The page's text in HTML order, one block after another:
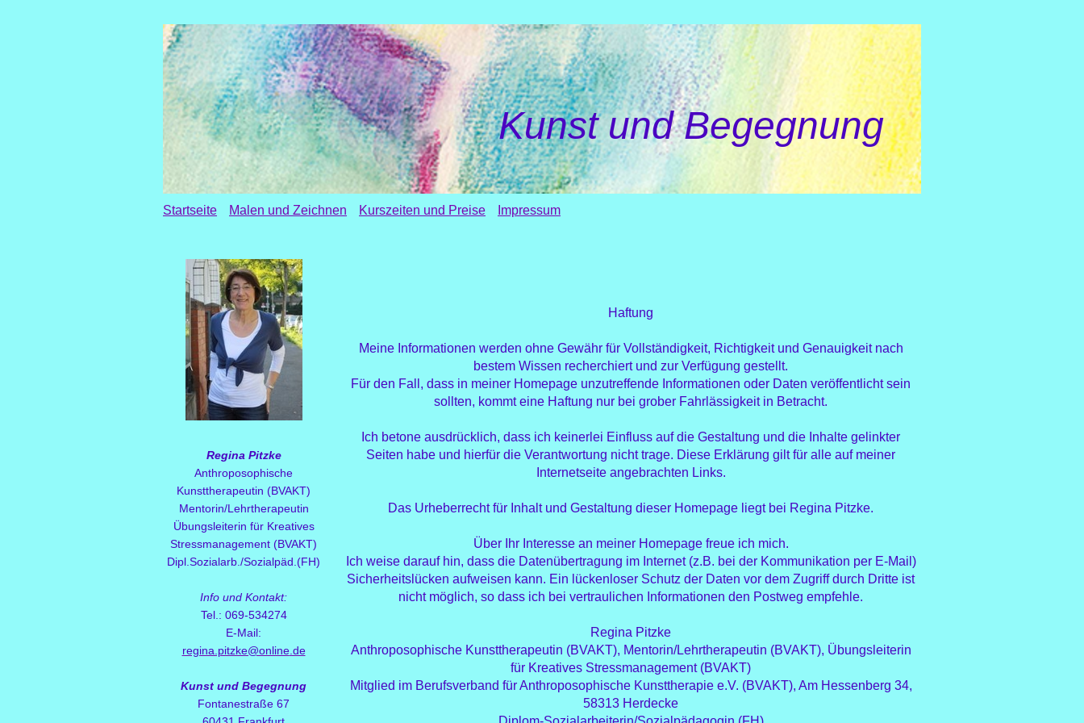
Kunst und Begegnung
Startseite Malen und Zeichnen Kurszeiten und Preise Impressum
Haftung
Meine Informationen werden ohne Gewähr für Vollständigkeit, Richtigkeit und Genauigkeit nach
bestem Wissen recherchiert und zur Verfügung gestellt.
Für den Fall, dass in meiner Homepage unzutreffende Informationen oder Daten veröffentlicht sein
sollten, kommt eine Haftung nur bei grober Fahrlässigkeit in Betracht.
Ich betone ausdrücklich, dass ich keinerlei Einfluss auf die Gestaltung und die Inhalte gelinkter
Seiten habe und hierfür die Verantwortung nicht trage. Diese Erklärung gilt für alle auf meiner
Internetseite angebrachten Links.
Das Urheberrecht für Inhalt und Gestaltung dieser Homepage liegt bei Regina Pitzke.
Über Ihr Interesse an meiner Homepage freue ich mich.
Ich weise darauf hin, dass die Datenübertragung im Internet (z.B. bei der Kommunikation per E-Mail)
Sicherheitslücken aufweisen kann. Ein lückenloser Schutz der Daten vor dem Zugriff durch Dritte ist
nicht möglich, so dass ich bei vertraulichen Informationen den Postweg empfehle.
Regina Pitzke
Anthroposophische Kunsttherapeutin (BVAKT), Mentorin/Lehrtherapeutin (BVAKT), Übungsleiterin
für Kreatives Stressmanagement (BVAKT)
Mitglied im Berufsverband für Anthroposophische Kunsttherapie e.V. (BVAKT), Am Hessenberg 34,
58313 Herdecke
Regina Pitzke
Anthroposophische
Kunsttherapeutin (BVAKT)
Mentorin/Lehrtherapeutin
Übungsleiterin für Kreatives
Stressmanagement (BVAKT)
Dipl.Sozialarb./Sozialpäd.(FH)
Info und Kontakt:
Tel.: 069-534274
E-Mail:
regina.pitzke@online.de
Kunst und Begegnung
Fontanestraße 67